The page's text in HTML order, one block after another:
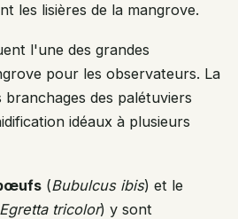
les lisières de la mangrove.
l'une des grandes
pour les observateurs. La
des palétuviers
idéaux à plusieurs
(Bubulcus ibis) et le
Egretta tricolor) y sont